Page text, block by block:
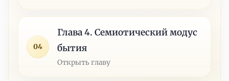
04
Глава 4. Семиотический модус
бытия
Открыть главу